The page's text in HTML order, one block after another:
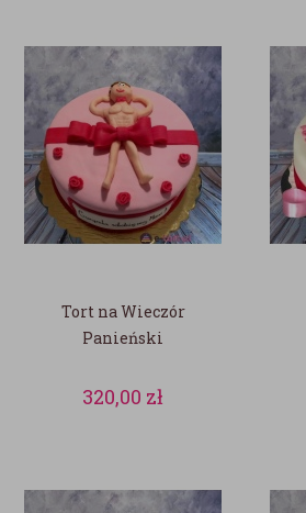
Tort na Wieczór
Panieński
320,00 zł